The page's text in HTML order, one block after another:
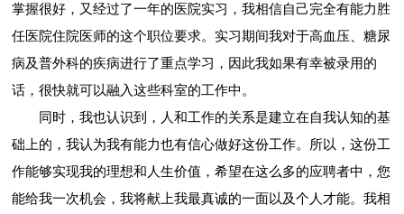
掌握很好，又经过了一年的医院实习，我相信自己完全有能力胜
任医院住院医师的这个职位要求。实习期间我对于高血压、糖尿
病及普外科的疾病进行了重点学习，因此我如果有幸被录用的
话，很快就可以融入这些科室的工作中。
同时，我也认识到，人和工作的关系是建立在自我认知的基
础上的，我认为我有能力也有信心做好这份工作。所以，这份工
作能够实现我的理想和人生价值，希望在这么多的应聘者中，您
能给我一次机会，我将献上我最真诚的一面以及个人才能。我相